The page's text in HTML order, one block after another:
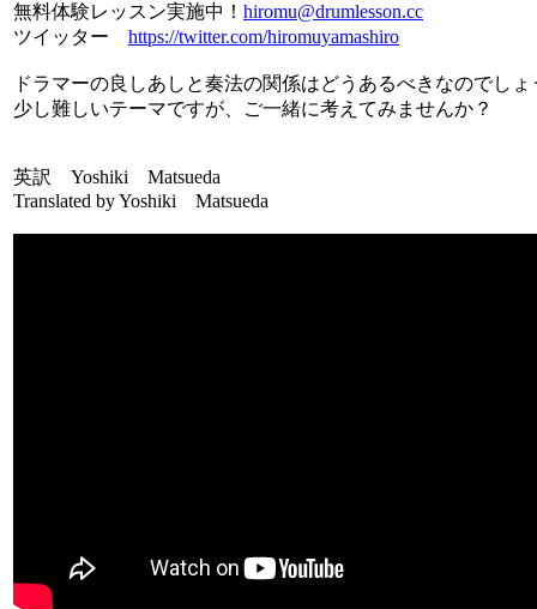
無料体験レッスン実施中！ hiromu@drumlesson.cc
ツイッター https://twitter.com/hiromuyamashiro
ドラマーの良しあしと奏法の関係はどうあるべきなのでしょ
少し難しいテーマですが、ご一緒に考えてみませんか？
英訳 Yoshiki Matsueda
Translated by Yoshiki Matsueda